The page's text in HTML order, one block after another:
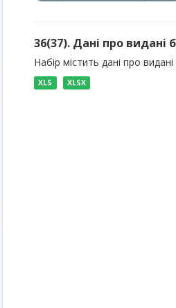
36(37). Дані про видані
Набір містить дані про
XLS XLSX